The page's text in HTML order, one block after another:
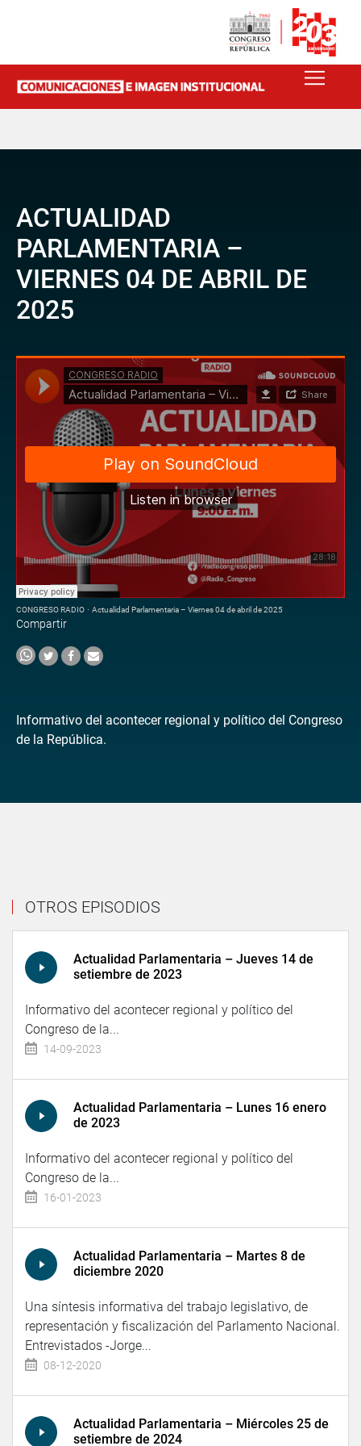
ACTUALIDAD
PARLAMENTARIA –
VIERNES 04 DE ABRIL DE
2025
CONGRESO RADIO · Actualidad Parlamentaria – Viernes 04 de abril de 2025
Compartir
Informativo del acontecer regional y político del Congreso
de la República.
OTROS EPISODIOS
Actualidad Parlamentaria – Jueves 14 de
setiembre de 2023
Informativo del acontecer regional y político del
Congreso de la...
14-09-2023
Actualidad Parlamentaria – Lunes 16 enero
de 2023
Informativo del acontecer regional y político del
Congreso de la...
16-01-2023
Actualidad Parlamentaria – Martes 8 de
diciembre 2020
Una síntesis informativa del trabajo legislativo, de
representación y fiscalización del Parlamento Nacional.
Entrevistados -Jorge...
08-12-2020
Actualidad Parlamentaria – Miércoles 25 de
setiembre de 2024